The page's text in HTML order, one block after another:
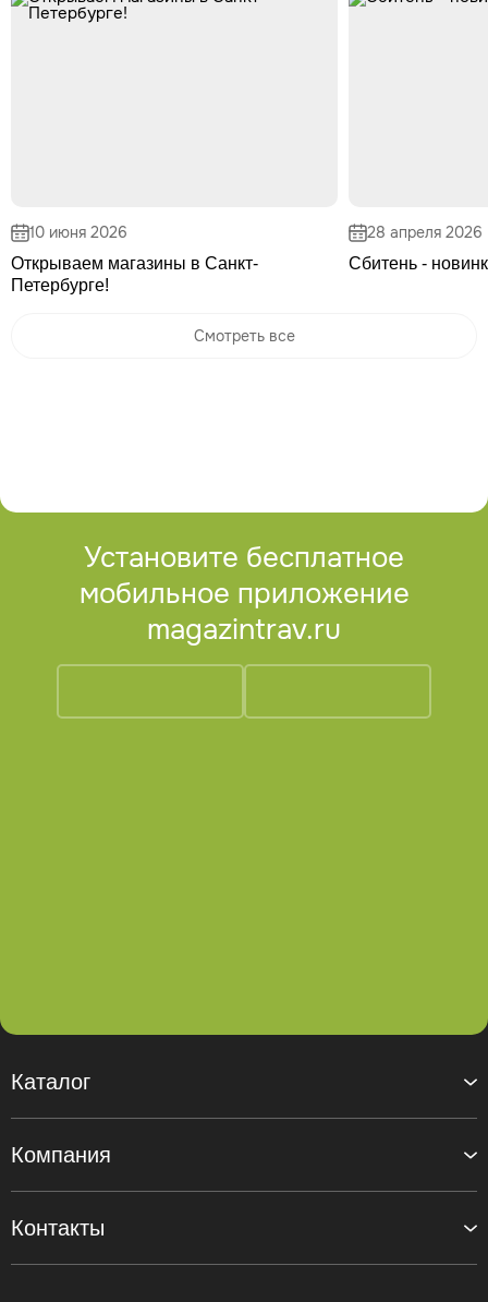
10 июня 2026
Открываем магазины в Санкт-
Петербурге!
28 апреля 2026
Сбитень -
Смотреть все
Установите бесплатное
мобильное приложение
magazintrav.ru
Контакты
Каталог
Компания